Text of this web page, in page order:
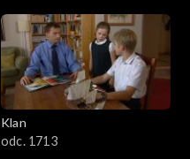
Klan
odc. 1713